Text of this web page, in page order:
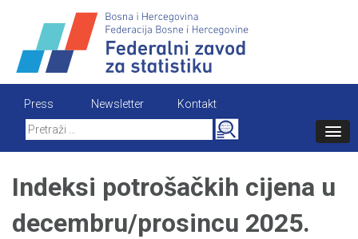
content
Press Newsletter
Kontakt
Search
for:
Indeksi potrošačkih cijena u
decembru/prosincu 2025.